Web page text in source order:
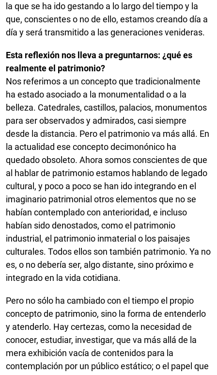
la que se ha ido gestando a lo largo del tiempo y la
que, conscientes o no de ello, estamos creando día a
día y será transmitido a las generaciones venideras.
Esta reflexión nos lleva a preguntarnos: ¿qué es
realmente el patrimonio?
Nos referimos a un concepto que tradicionalmente
ha estado asociado a la monumentalidad o a la
belleza. Catedrales, castillos, palacios, monumentos
para ser observados y admirados, casi siempre
desde la distancia. Pero el patrimonio va más allá. En
la actualidad ese concepto decimonónico ha
quedado obsoleto. Ahora somos conscientes de que
al hablar de patrimonio estamos hablando de legado
cultural, y poco a poco se han ido integrando en el
imaginario patrimonial otros elementos que no se
habían contemplado con anterioridad, e incluso
habían sido denostados, como el patrimonio
industrial, el patrimonio inmaterial o los paisajes
culturales. Todos ellos son también patrimonio. Ya no
es, o no debería ser, algo distante, sino próximo e
integrado en la vida cotidiana.
Pero no sólo ha cambiado con el tiempo el propio
concepto de patrimonio, sino la forma de entenderlo
y atenderlo. Hay certezas, como la necesidad de
conocer, estudiar, investigar, que va más allá de la
mera exhibición vacía de contenidos para la
contemplación por un público estático; o el papel que